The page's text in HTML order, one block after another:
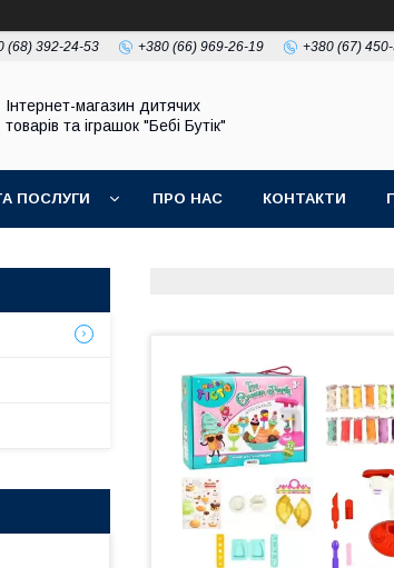
(68) 392-24-53 +380 (66) 969-26-19 +380 (67)
Інтернет-магазин дитячих
товарів та іграшок "Бебі Бутік"
ПОСЛУГИ ПРО НАС КОНТАКТИ